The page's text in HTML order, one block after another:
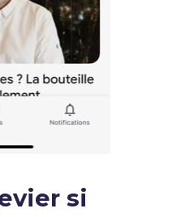
si